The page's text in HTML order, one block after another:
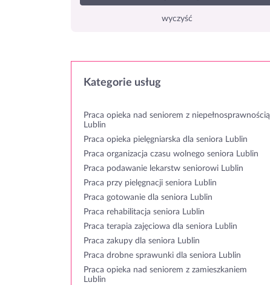
wyczyść
Kategorie usług
Praca opieka nad seniorem z niepełnosprawnością
Lublin
Praca opieka pielęgniarska dla seniora Lublin
Praca organizacja czasu wolnego seniora Lublin
Praca podawanie lekarstw seniorowi Lublin
Praca przy pielęgnacji seniora Lublin
Praca gotowanie dla seniora Lublin
Praca rehabilitacja seniora Lublin
Praca terapia zajęciowa dla seniora Lublin
Praca zakupy dla seniora Lublin
Praca drobne sprawunki dla seniora Lublin
Praca opieka nad seniorem z zamieszkaniem
Lublin